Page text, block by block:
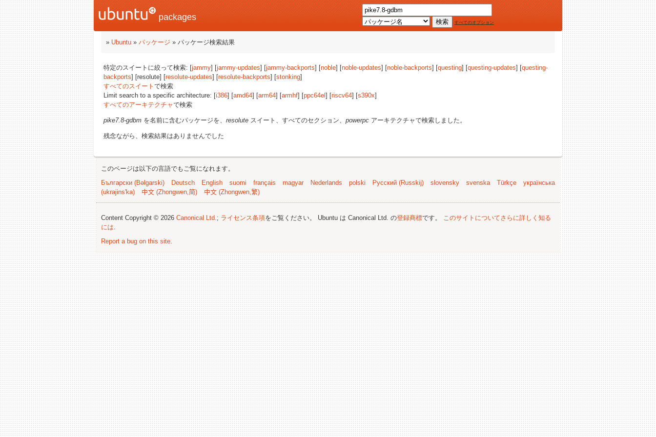
packages
すべてのオプション
» Ubuntu » パッケージ » パッケージ検索結果
特定のスイートに絞って検索: [jammy] [jammy-updates] [jammy-backports] [noble] [noble-updates] [noble-backports] [questing] [questing-updates] [questing-
backports] [resolute] [resolute-updates] [resolute-backports] [stonking]
すべてのスイート で検索
Limit search to a specific architecture: [i386] [amd64] [arm64] [armhf] [ppc64el ] [riscv64] [s390x]
すべてのアーキテクチャで検索
pike7.8-gdbm を名前に含むパッケージを、 resolute スイート、すべてのセクション、 powerpc アーキテクチャで検索しました。
残念ながら、検索結果はありませんでした
このページは以下の言語でもご覧になれます。
Български (Bəlgarski)
Deutsch English suomi français magyar Nederlands polski Русский (Russkij) slovensky svenska Türkçe
українська
(ukrajins'ka)
中文 (Zhongwen,简) 中文 (Zhongwen,繁)
Content Copyright © 2026 Canonical Ltd.; ライセンス条項をご覧ください。 Ubuntu は Canonical Ltd. の登録商標です。 このサイトについてさらに詳しく知る
には.
Report a bug on this site.